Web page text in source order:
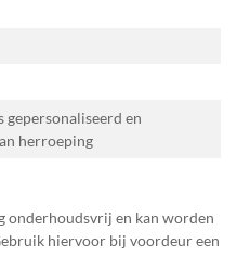
gepersonaliseerd en
herroeping
onderhoudsvrij en kan worden
hiervoor bij voordeur een